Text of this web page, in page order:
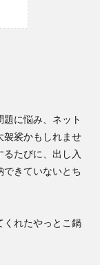
に悩み、ネット
袈裟かもしれませ
たびに、出し入
できていないとち
くれたやっとこ鍋